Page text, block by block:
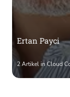
Ertan Payci
2 Artikel in Cloud